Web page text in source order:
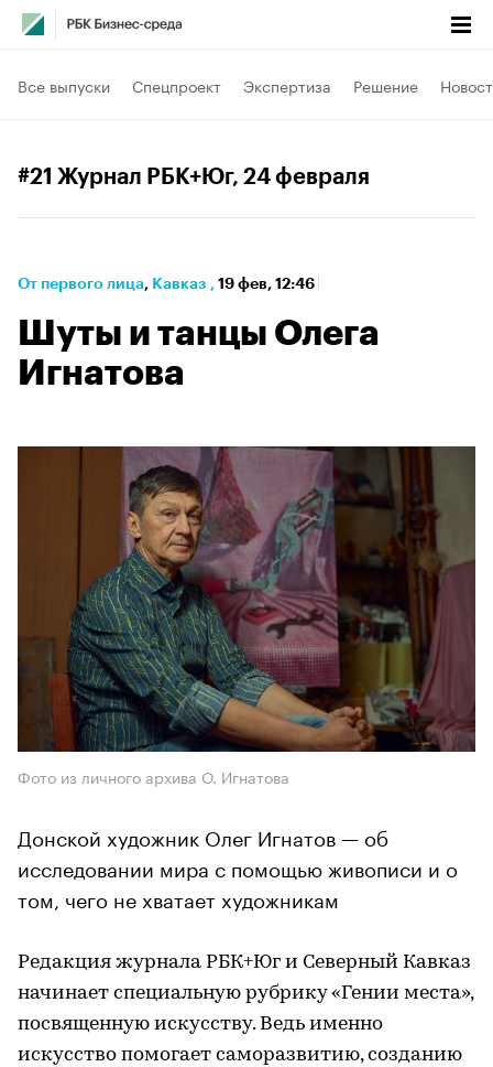
Все выпуски Спецпроект Экспертиза Решение
#21 Журнал РБК+Юг, 24 февраля
От первого лица⁠, Кавказ , 19 фев, 12:46
Шуты и танцы Олега
Игнатова
Фото из личного архива О. Игнатова
Донской художник Олег Игнатов — об
исследовании мира с помощью живописи и о
том, чего не хватает художникам
Редакция журнала РБК+Юг и Северный Кавказ
начинает специальную рубрику «Гении места»,
посвященную искусству. Ведь именно
искусство помогает саморазвитию, созданию